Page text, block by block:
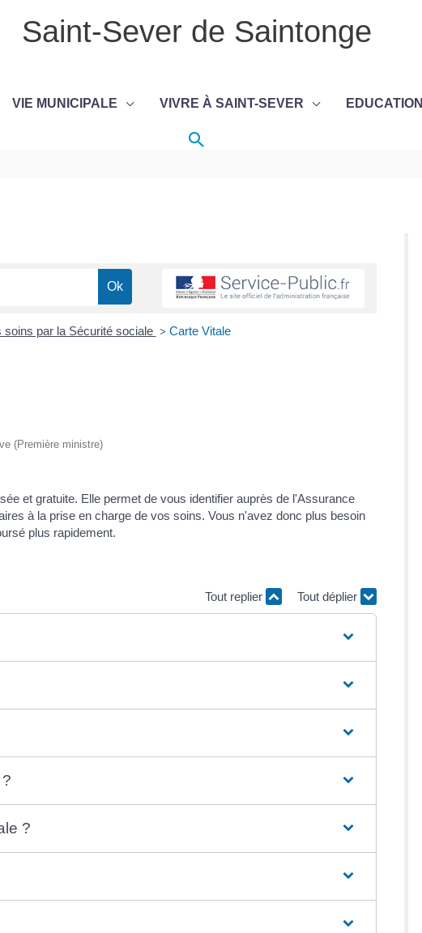
Saint-Sever de Saintonge
VIE MUNICIPALE VIVRE À SAINT-SEVER EDUCATION
Rechercher
par la Sécurité sociale > Carte Vitale
(Première ministre)
et gratuite. Elle permet de vous identifier auprès de l'Assurance
à la prise en charge de vos soins. Vous n'avez donc plus besoin
plus rapidement.
Tout replier Tout déplier
?